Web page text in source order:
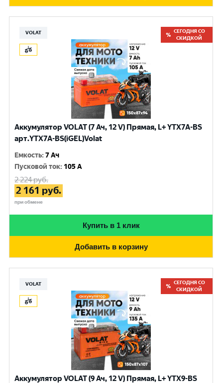
VOLAT
СЕГОДНЯ СО
СКИДКОЙ
Аккумулятор VOLAT (7 Ач, 12 V) Прямая, L+ YTX7A-BS
арт.YTX7A-BS(iGEL)Volat
Емкость:7 Ач
Пусковой ток: 105 A
2 224руб.
2 161 руб.
при обмене
Купить в 1 клик
Добавить в корзину
VOLAT
СЕГОДНЯ СО
СКИДКОЙ
Аккумулятор VOLAT (9 Ач, 12 V) Прямая, L+ YTX9-BS